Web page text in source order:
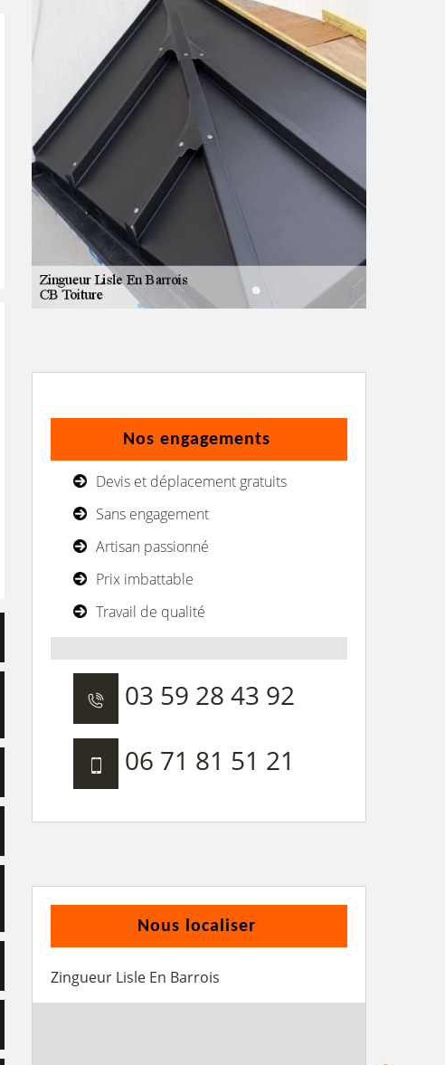
Nos engagements
Devis et déplacement gratuits
Sans engagement
Artisan passionné
Prix imbattable
Travail de qualité
03 59 28 43 92
06 71 81 51 21
Nous localiser
Zingueur Lisle En Barrois